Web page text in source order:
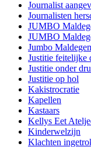
Journalist
Journalisten
JUMBO
JUMBO
Jumbo
Justitie feitelijke
Justitie onder
Justitie op hol
Kakistrocratie
Kapellen
Kastaars
Kellys Eet
Kinderwelzijn
Klachten